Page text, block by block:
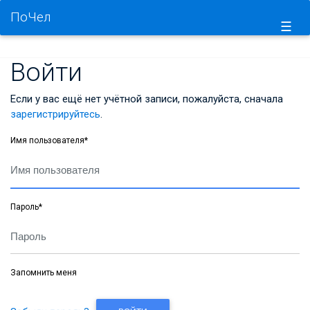
☰
ПоЧел
Войти
Если у вас ещё нет учётной записи, пожалуйста, сначала
зарегистрируйтесь.
Имя пользователя*
Пароль*
Запомнить меня